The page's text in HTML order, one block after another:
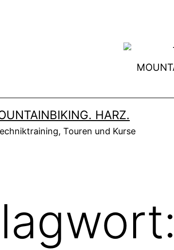
HARZ.
Touren und Kurse